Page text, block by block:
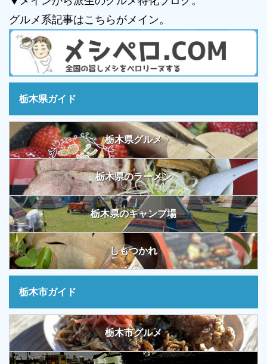
グルメ系記事はこちらがメイン。
栃木県ガイド
栃木県グルメ
栃木県のラーメン
栃木県のキャンプ場
しもつかれ
栃木市ガイド
栃木市グルメ